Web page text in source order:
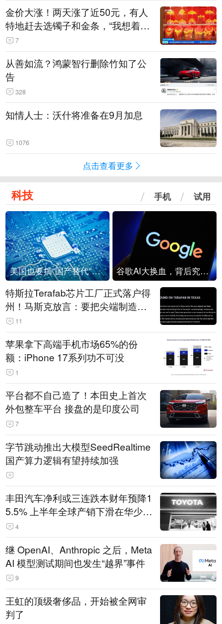
金价大涨！两天涨了近50元，有人
特地赶去选镯子和金条，“我想着买
起来可以保值，小批量进一些货”
7
从善如流？鸿蒙智行删除竹知了公
告
328
知情人士：沃什将准备在9月加息
1076
点击查看更多
科技 手机 试用
美国也要搞“国产替代”？先算清三笔账 谷歌AI大换血，背后究竟发生了什么？
特斯拉Terafab芯片工厂正式落户得
州！马斯克放言：要把尖端制造带
回美国
11
苹果拿下高端手机市场65%的份
额：iPhone 17系列功不可没
1
平台都不自己造了！本田史上首次
外包整车平台 接盘的是印度公司
7
字节跳动推出大模型SeedRealtime
国产算力逻辑有望持续加强
丰田汽车净利或三连跌本财年预降1
5.5% 上半年全球产销下滑在华少卖
14.3万辆
4
继 OpenAI、Anthropic 之后，Meta
AI 模型测试期间也发生“越界”事件
9
王虹的顶级奢侈品，开始被全网审
判了